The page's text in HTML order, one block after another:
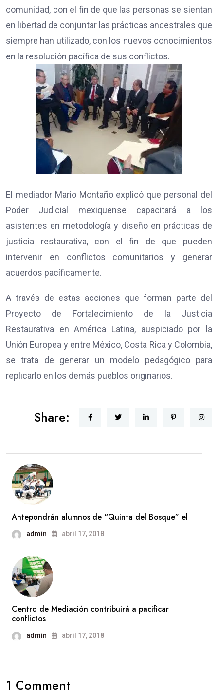
comunidad, con el fin de que las personas se sientan
en libertad de conjuntar las prácticas ancestrales que
siempre han utilizado, con los nuevos conocimientos
en la resolución pacífica de sus conflictos.
El mediador Mario Montaño explicó que personal del
Poder Judicial mexiquense capacitará a los
asistentes en metodología y diseño en prácticas de
justicia restaurativa, con el fin de que pueden
intervenir en conflictos comunitarios y generar
acuerdos pacíficamente.
A través de estas acciones que forman parte del
Proyecto de Fortalecimiento de la Justicia
Restaurativa en América Latina, auspiciado por la
Unión Europea y entre México, Costa Rica y Colombia,
se trata de generar un modelo pedagógico para
replicarlo en los demás pueblos originarios.
Share:
Antepondrán alumnos de “Quinta del Bosque” el
admin abril 17, 2018
Centro de Mediación contribuirá a pacificar
conflictos
admin abril 17, 2018
1 Comment